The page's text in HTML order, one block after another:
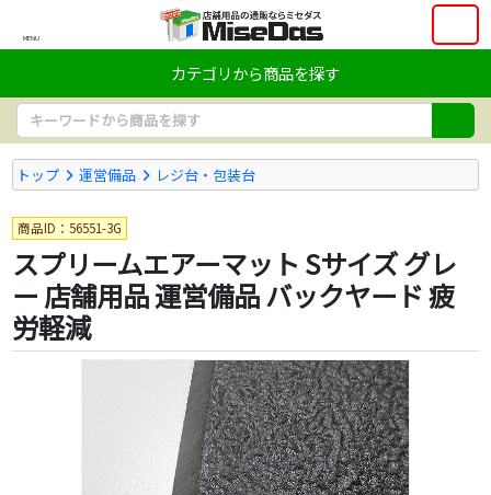
MENU
カテゴリから商品を探す
トップ 運営備品 レジ台・包装台
商品ID：56551-3G
スプリームエアーマット Sサイズ グレ
ー 店舗用品 運営備品 バックヤード 疲
労軽減